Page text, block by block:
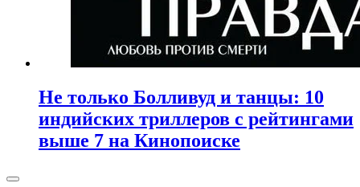
Не только Болливуд и танцы: 10
индийских триллеров с рейтингами
выше 7 на Кинопоиске